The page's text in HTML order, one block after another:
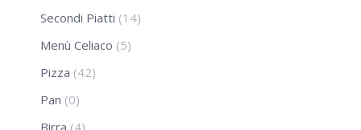
Secondi Piatti (14)
Menù Celiaco (5)
Pizza (42)
Pan (0)